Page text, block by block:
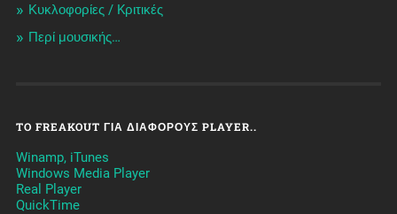
Κυκλοφορίες / Kριτικές
Περί μουσικής…
TO FREAKOUT ΓΙΑ ΔΙΆΦΟΡΟΥΣ PLAYER..
Winamp, iTunes
Windows Media Player
Real Player
QuickTime